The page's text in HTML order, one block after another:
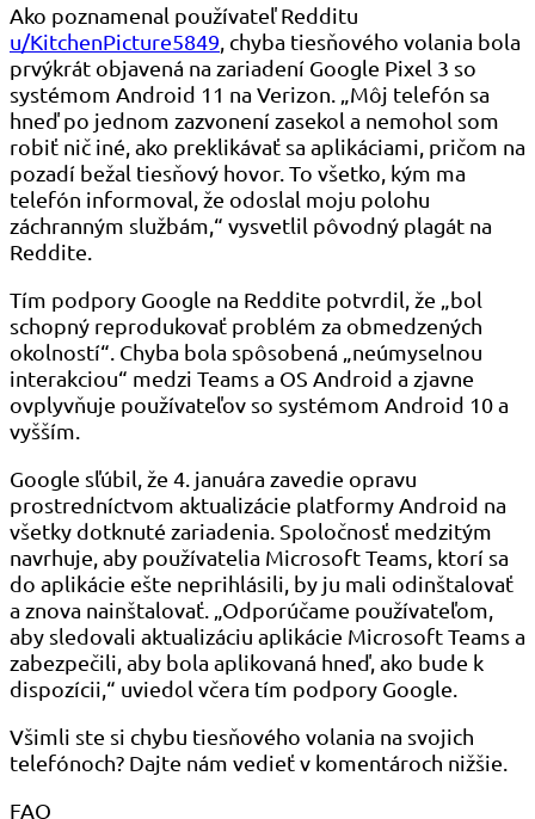
Ako poznamenal používateľ Redditu
u/KitchenPicture5849 , chyba tiesňového volania bola
prvýkrát objavená na zariadení Google Pixel 3 so
systémom Android 11 na Verizon. „Môj telefón sa
hneď po jednom zazvonení zasekol a nemohol som
robiť nič iné, ako preklikávať sa aplikáciami, pričom na
pozadí bežal tiesňový hovor. To všetko, kým ma
telefón informoval, že odoslal moju polohu
záchranným službám,“ vysvetlil pôvodný plagát na
Reddite.
Tím podpory Google na Reddite potvrdil, že „bol
schopný reprodukovať problém za obmedzených
okolností“. Chyba bola spôsobená „neúmyselnou
interakciou“ medzi Teams a OS Android a zjavne
ovplyvňuje používateľov so systémom Android 10 a
vyšším.
Google sľúbil, že 4. januára zavedie opravu
prostredníctvom aktualizácie platformy Android na
všetky dotknuté zariadenia. Spoločnosť medzitým
navrhuje, aby používatelia Microsoft Teams, ktorí sa
do aplikácie ešte neprihlásili, by ju mali odinštalovať
a znova nainštalovať. „Odporúčame používateľom,
aby sledovali aktualizáciu aplikácie Microsoft Teams a
zabezpečili, aby bola aplikovaná hneď, ako bude k
dispozícii,“ uviedol včera tím podpory Google.
Všimli ste si chybu tiesňového volania na svojich
telefónoch? Dajte nám vedieť v komentároch nižšie.
FAQ